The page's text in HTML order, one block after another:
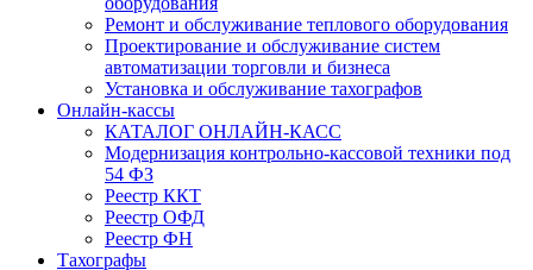
Ремонт и обслуживание теплового оборудования
Проектирование и обслуживание систем
автоматизации торговли и бизнеса
Установка и обслуживание тахографов
Онлайн-кассы
КАТАЛОГ ОНЛАЙН-КАСС
Модернизация контрольно-кассовой техники под
54 ФЗ
Реестр ККТ
Реестр ОФД
Реестр ФН
Тахографы